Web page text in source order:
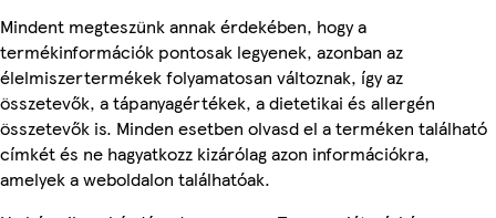
Mindent megteszünk annak érdekében, hogy a
termékinformációk pontosak legyenek, azonban az
élelmiszertermékek folyamatosan változnak, így az
összetevők, a tápanyagértékek, a dietetikai és allergén
összetevők is. Minden esetben olvasd el a terméken található
címkét és ne hagyatkozz kizárólag azon információkra,
amelyek a weboldalon találhatóak.